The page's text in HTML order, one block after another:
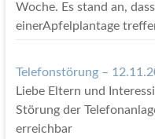
Woche. Es stand an,
einerApfelplantage
Telefonstörung –
Liebe Eltern und
Störung der
erreichbar